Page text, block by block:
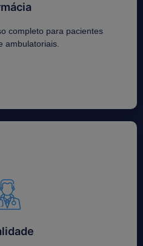
completo para pacientes
ambulatoriais.
completo para pacientes
a segurança, a excelência